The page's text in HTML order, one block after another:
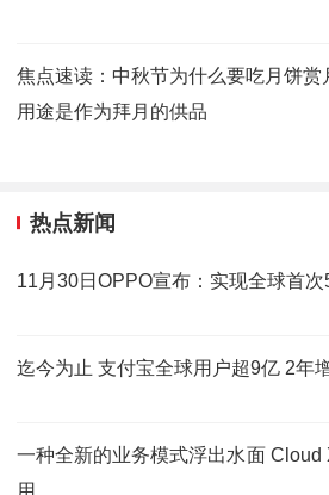
焦点速读：中秋节为什么要吃月饼赏
用途是作为拜月的供品
热点新闻
11月30日OPPO宣布：实现全球首
迄今为止 支付宝全球用户超9亿 2年
一种全新的业务模式浮出水面 Cloud